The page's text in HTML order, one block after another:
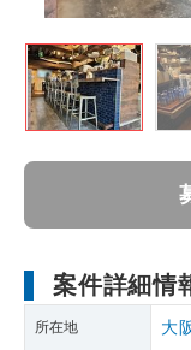
案件詳細情
所在地 大